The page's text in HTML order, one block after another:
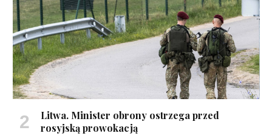
Litwa. Minister obrony ostrzega przed
rosyjską prowokacją